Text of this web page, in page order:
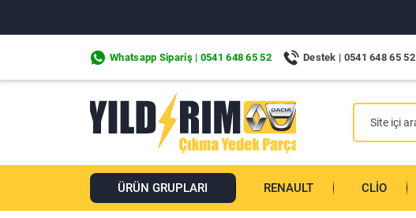
Whatsapp Sipariş | 0541 648 65 52 Destek | 0541 648 65 52
ÜRÜN GRUPLARI RENAULT CLIO